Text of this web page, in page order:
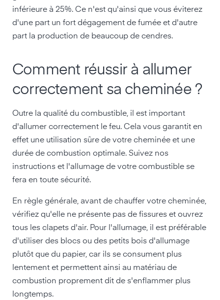
inférieure à 25%. Ce n'est qu'ainsi que vous éviterez
d'une part un fort dégagement de fumée et d'autre
part la production de beaucoup de cendres.
Comment réussir à allumer
correctement sa cheminée ?
Outre la qualité du combustible, il est important
d'allumer correctement le feu. Cela vous garantit en
effet une utilisation sûre de votre cheminée et une
durée de combustion optimale. Suivez nos
instructions et l'allumage de votre combustible se
fera en toute sécurité.
En règle générale, avant de chauffer votre cheminée,
vérifiez qu'elle ne présente pas de fissures et ouvrez
tous les clapets d'air. Pour l'allumage, il est préférable
d'utiliser des blocs ou des petits bois d'allumage
plutôt que du papier, car ils se consument plus
lentement et permettent ainsi au matériau de
combustion proprement dit de s'enflammer plus
longtemps.